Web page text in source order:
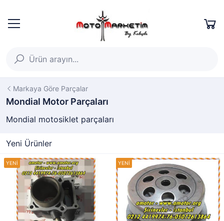
Markaya Göre Parçalar
Mondial Motor Parçaları
Mondial motosiklet parçaları
Yeni Ürünler